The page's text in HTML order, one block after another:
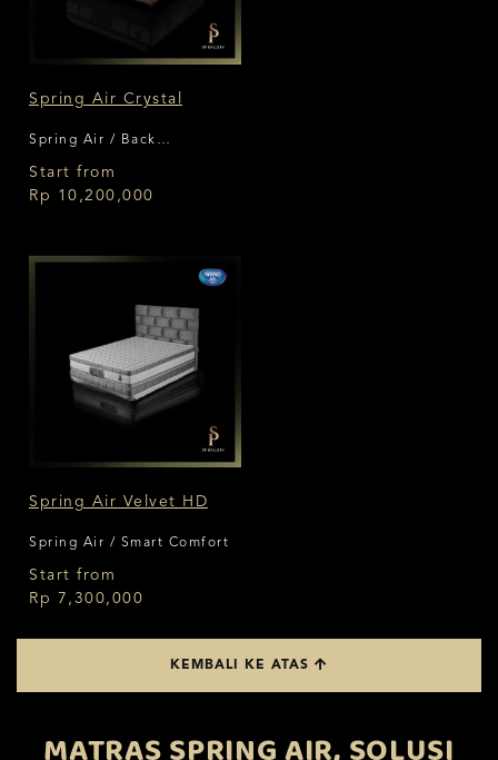
Spring Air Crystal
Spring Air / Back
Supporter
Start from
Rp 10,200,000
Spring Air Velvet HD
Spring Air / Smart Comfort
Start from
Rp 7,300,000
KEMBALI KE ATAS